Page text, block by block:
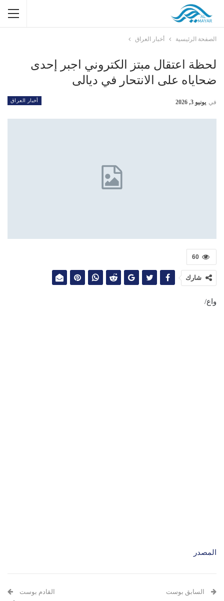
الصفحة الرئيسية أخبار العراق
لحظة اعتقال مبتز الكتروني اجبر إحدى
ضحاياه على الانتحار في ديالى
أخبار العراق في يونيو 3, 2026
60
شارك
واع/
المصدر
السابق بوست القادم بوست